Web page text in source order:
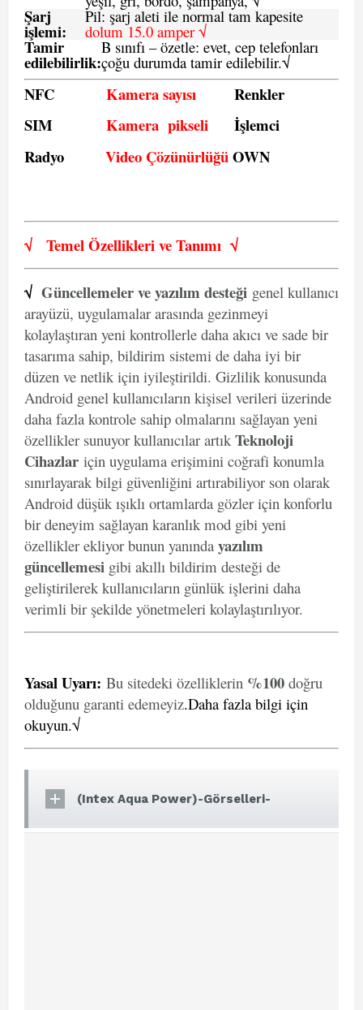
Şarj
işlemi:
Pil: şarj aleti ile normal tam kapesite
dolum 15.0 amper √
Tamir
edilebilirlik:
B sınıfı – özetle: evet, cep telefonları
çoğu durumda tamir edilebilir.√
NFC Kamera sayısı
Renkler
SIM
Kamera pikseli
İşlemci
Radyo
Video ÇözünürlüğüOWN
√ Temel Özellikleri veTanımı √
√ Güncellemeler ve yazılım desteği genel kullanıcı
arayüzü, uygulamalar arasında gezinmeyi
kolaylaştıran yeni kontrollerle daha akıcı ve sade bir
tasarıma sahip, bildirim sistemi de daha iyi bir
düzen ve netlik için iyileştirildi. Gizlilik konusunda
Android genel kullanıcıların kişisel verileri üzerinde
daha fazla kontrole sahip olmalarını sağlayan yeni
özellikler sunuyor kullanıcılar artıkTeknoloji
Cihazlar için uygulama erişimini coğrafi konumla
sınırlayarak bilgi güvenliğini artırabiliyor son olarak
Android düşük ışıklı ortamlarda gözler için konforlu
bir deneyim sağlayan karanlık mod gibi yeni
özellikler ekliyor bunun yanında yazılım
güncellemesi gibi akıllı bildirim desteği de
geliştirilerek kullanıcıların günlük işlerini daha
verimli bir şekilde yönetmeleri kolaylaştırılıyor.
Yasal Uyarı: Bu sitedeki özelliklerin %100 doğru
olduğunu garanti edemeyiz.Daha fazla bilgi için
okuyun.√
(Intex Aqua Power)-Görselleri-